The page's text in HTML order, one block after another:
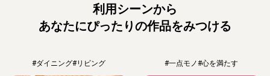
利用シーンから
あなたにぴったりの作品をみつける
#ダイニング#リビング #一点モノ#心を満たす